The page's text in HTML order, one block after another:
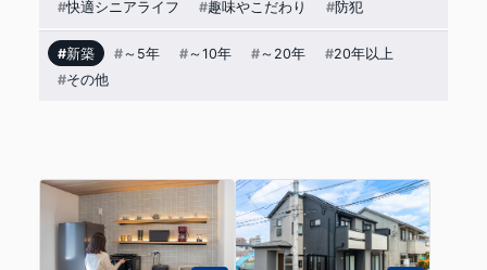
快適シニアライフ
趣味やこだわり 防犯
新築 ～5年 ～10年 ～20年
20年以上
その他